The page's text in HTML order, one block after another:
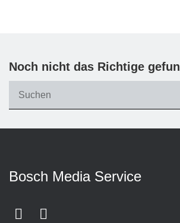
Noch nicht das Richtige
Bosch Media Service